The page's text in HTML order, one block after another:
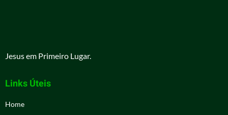
Jesus em Primeiro Lugar.
Links Úteis
Home